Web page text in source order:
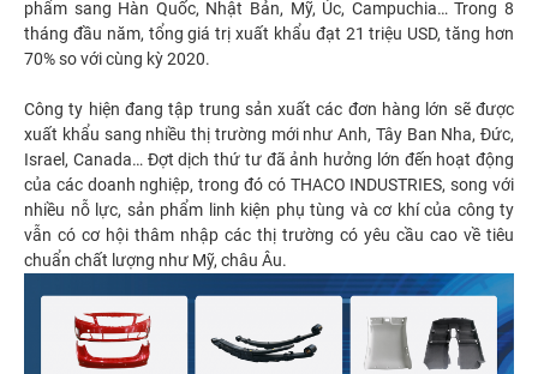
phẩm sang Hàn Quốc, Nhật Bản, Mỹ, Úc, Campuchia… Trong 8
tháng đầu năm, tổng giá trị xuất khẩu đạt 21 triệu USD, tăng hơn
70% so với cùng kỳ 2020.
Công ty hiện đang tập trung sản xuất các đơn hàng lớn sẽ được
xuất khẩu sang nhiều thị trường mới như Anh, Tây Ban Nha, Đức,
Israel, Canada… Đợt dịch thứ tư đã ảnh hưởng lớn đến hoạt động
của các doanh nghiệp, trong đó có THACO INDUSTRIES, song với
nhiều nỗ lực, sản phẩm linh kiện phụ tùng và cơ khí của công ty
vẫn có cơ hội thâm nhập các thị trường có yêu cầu cao về tiêu
chuẩn chất lượng như Mỹ, châu Âu.